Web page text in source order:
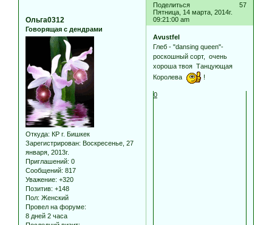
Поделиться
57
Пятница, 14 марта, 2014г.
09:21:00 am
Ольга0312
Говорящая с дендрами
Откуда: КР г. Бишкек
Зарегистрирован: Воскресенье, 27
января, 2013г.
Приглашений: 0
Сообщений: 817
Уважение: +320
Позитив: +148
Пол: Женский
Провел на форуме:
8 дней 2 часа
Avustfel
Глеб - "dansing queen"-
роскошный сорт, очень
хороша твоя Танцующая
Королева
!
0